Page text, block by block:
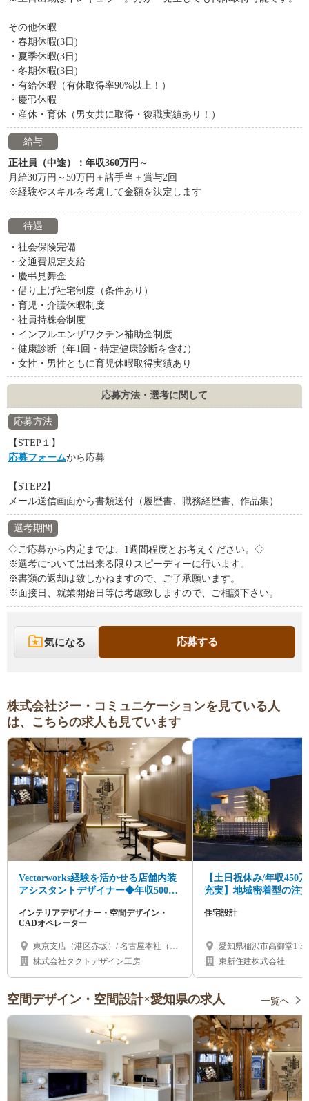
その他休暇
・春期休暇(3日)
・夏季休暇(3日)
・冬期休暇(3日)
・有給休暇（有休取得率90%以上！）
・慶弔休暇
・産休・育休（男女共に取得・復職実績あり！）
給与
正社員（中途）：年収360万円～
月給30万円～50万円＋諸手当＋賞与2回
※経験やスキルを考慮して金額を決定します
待遇
・社会保険完備
・交通費規定支給
・慶弔見舞金
・借り上げ社宅制度（条件あり）
・育児・介護休暇制度
・社員持株会制度
・インフルエンザワクチン補助金制度
・健康診断（年1回・特定健康診断を含む）
・女性・男性ともに育児休暇取得実績あり
応募方法・選考に関して
応募方法
【STEP１】
応募フォームから応募
【STEP2】
メール送信画面から書類送付（履歴書、職務経歴書、作品集）
選考期間
◇ご応募から内定までは、1週間程度とお考えください。◇
※選考については出来る限りスピーディーに行います。
※書類の返却は致しかねますので、ご了承願います。
※面接日、就業開始日等は考慮致しますので、ご相談下さい。
気になる 応募する
株式会社ジー・コミュニケーションを見ている人
は、こちらの求人も見ています
Vectorworks経験を活かせる店舗内装
アシスタントデザイナー◆年収500万
インテリアデザイナー・空間デザイン・
CADオペレーター
東京支店（港区赤坂）/ 名古屋本社（名
古屋市千種区）/ 大阪支店（心斎橋）/ 北
株式会社タクトデザイン工房
【土日祝休み/年収450
充実】地域密着型の注
住宅設計
愛知県稲沢市高御堂1-3-
東新住建株式会社
空間デザイン・空間設計×愛知県の求人 一覧へ